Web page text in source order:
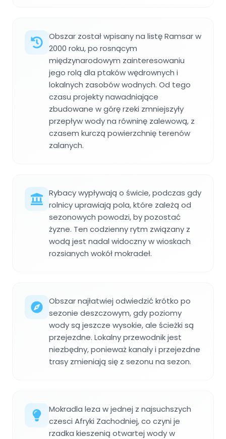
Obszar został wpisany na listę Ramsar w
2000 roku, po rosnącym
międzynarodowym zainteresowaniu
jego rolą dla ptaków wędrownych i
lokalnych zasobów wodnych. Od tego
czasu projekty nawadniające
zbudowane w górę rzeki zmniejszyły
przepływ wody na równinę zalewową, z
czasem kurczą powierzchnię terenów
zalanych.
Rybacy wypływają o świcie, podczas gdy
rolnicy uprawiają pola, które zależą od
sezonowych powodzi, by pozostać
żyzne. Ten codzienny rytm związany z
wodą jest nadal widoczny w wioskach
rozsianych wokół mokradeł.
Obszar najłatwiej odwiedzić krótko po
sezonie deszczowym, gdy poziomy
wody są jeszcze wysokie, ale ścieżki są
przejezdne. Lokalny przewodnik jest
niezbędny, ponieważ kanały i przejezdne
trasy zmieniają się z sezonu na sezon.
Mokradla leza w jednej z najsuchszych
czesci Afryki Zachodniej, co czyni je
rzadka kieszenią otwartej wody w